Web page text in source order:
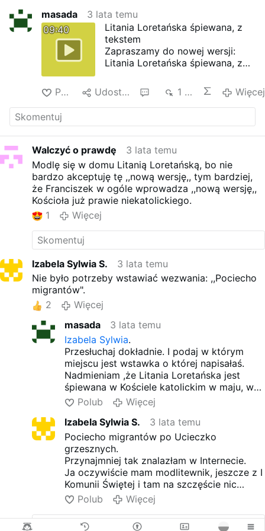
masada
3 lata temu
09:40
Litania Loretańska śpiewana, z
tekstem
Zapraszamy do nowej wersji:
Litania Loretańska śpiewana, z
Polub
Udostępnij 1 tys. Więcej
Walczyć o prawdę
3 lata temu
Modlę się w domu Litanią Loretańską, bo nie
bardzo akceptuję tę ,,nową wersję,, tym bardziej,
że Franciszek w ogóle wprowadza ,,nową wersję,,
Kościoła już prawie niekatolickiego.
1
Więcej
Izabela Sylwia S.
3 lata temu
Nie było potrzeby wstawiać wezwania: ,,Pociecho
migrantów".
2
Więcej
masada
3 lata temu
Izabela Sylwia.
Przesłuchaj dokładnie. I podaj w którym
miejscu jest wstawka o której napisałaś.
Nadmieniam ,że Litania Loretańska jest
śpiewana w Kościele katolickim w maju, w
m-cu poświęconym Matce Bożej.
Polub
Więcej
Izabela Sylwia S.
3 lata temu
Pociecho migrantów po Ucieczko
grzesznych.
Przynajmniej tak znalazłam w Internecie.
Ja oczywiście mam modlitewnik, jeszcze z I
Komunii Świętej i tam na szczęście nic
takiego nie ma.
Polub Więcej